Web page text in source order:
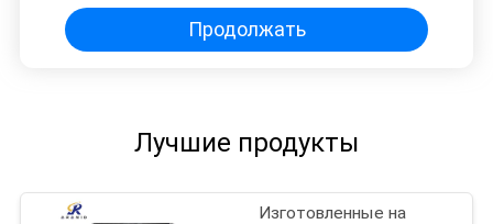
Продолжать
Лучшие продукты
Изготовленные на